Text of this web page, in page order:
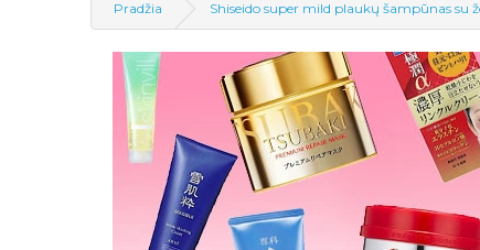
Pradžia Shiseido super mild plaukų šampūnas